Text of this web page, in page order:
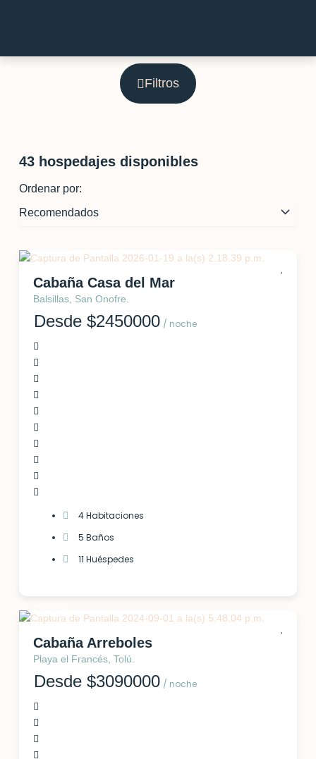
Filtros
Ordenar por:
Cabaña Casa del Mar
Balsillas, San Onofre.
Desde $2450000 / noche
4 Habitaciones
5 Baños
11 Huéspedes
Cabaña Arreboles
Playa el Francés, Tolú.
Desde $3090000 / noche
43 hospedajes disponibles